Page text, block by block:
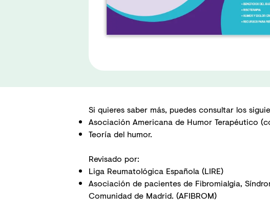
Si quieres saber más, puedes consultar los
Asociación Americana de Humor Terapéutico
Teoría del humor.
Revisado por:
Liga Reumatológica Española (LIRE)
Asociación de pacientes de Fibromialgia,
Comunidad de Madrid. (AFIBROM)